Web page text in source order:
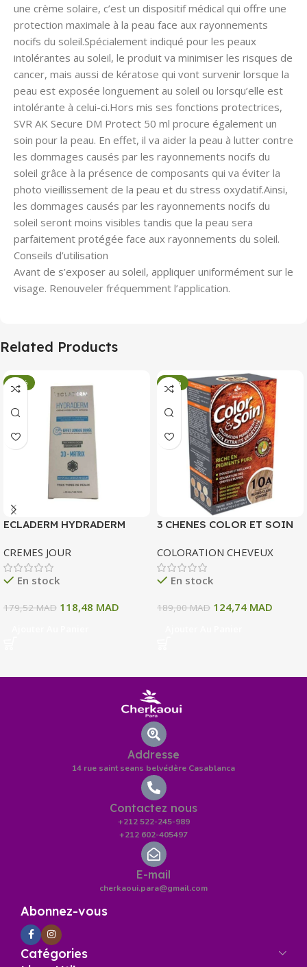
une crème solaire, c’est un dispositif médical qui offre une
protection maximale à la peau face aux rayonnements
nocifs du soleil.Spécialement indiqué pour les peaux
intolérantes au soleil, le produit va minimiser les risques de
cancer, mais aussi de kératose qui vont survenir lorsque la
peau est exposée longuement au soleil ou lorsqu’elle est
intolérante à celui-ci.Hors mis ses fonctions protectrices,
SVR AK Secure DM Protect 50 ml procure également un
soin pour la peau. En effet, il va aider la peau à lutter contre
les dommages causés par les rayonnements nocifs du
soleil grâce à la présence de composants qui va éviter la
photo vieillissement de la peau et du stress oxydatif.Ainsi,
les dommages causés par les rayonnements nocifs du
soleil seront moins visibles tandis que la peau sera
parfaitement protégée face aux rayonnements du soleil.
Conseils d’utilisation
Avant de s’exposer au soleil, appliquer uniformément sur le
visage. Renouveler fréquemment l’application.
Related Products
-34%
ECLADERM HYDRADERM
INTENSE 72H 50 ML
CREMES JOUR
En stock
179,52MAD 118,48 MAD
-34%
3 CHENES COLOR ET SOIN
10 A BLOND CLAIR CENDRE
135 ML
COLORATION CHEVEUX
En stock
189,00MAD 124,74 MAD
Addresse
14 rue saint seans belvédère Casablanca
Contactez nous
+212 522-245-989
+212 602-405497
E-mail
cherkaoui.para@gmail.com
Abonnez-vous
Catégories